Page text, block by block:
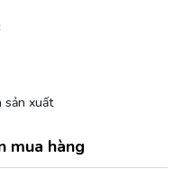
sản xuất
mua hàng